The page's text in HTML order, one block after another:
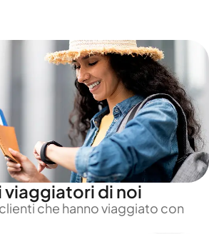
viaggiatori di noi
che hanno viaggiato con